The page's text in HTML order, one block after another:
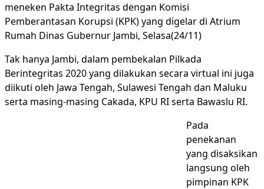
meneken Pakta Integritas dengan Komisi
Pemberantasan Korupsi (KPK) yang digelar di Atrium
Rumah Dinas Gubernur Jambi, Selasa(24/11)
Tak hanya Jambi, dalam pembekalan Pilkada
Berintegritas 2020 yang dilakukan secara virtual ini juga
diikuti oleh Jawa Tengah, Sulawesi Tengah dan Maluku
serta masing-masing Cakada, KPU RI serta Bawaslu RI.
Pada
penekanan
yang disaksikan
langsung oleh
pimpinan KPK